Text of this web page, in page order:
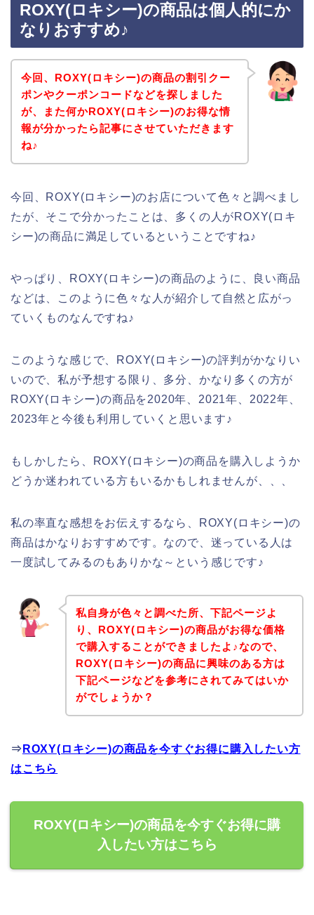
ROXY(ロキシー)の商品は個人的にか
なりおすすめ♪
今回、ROXY(ロキシー)の商品の割引クー
ポンやクーポンコードなどを探しました
が、また何かROXY(ロキシー)のお得な情
報が分かったら記事にさせていただきます
ね♪
今回、ROXY(ロキシー)のお店について色々と調べまし
たが、そこで分かったことは、多くの人がROXY(ロキ
シー)の商品に満足しているということですね♪
やっぱり、ROXY(ロキシー)の商品のように、良い商品
などは、このように色々な人が紹介して自然と広がっ
ていくものなんですね♪
このような感じで、ROXY(ロキシー)の評判がかなりい
いので、私が予想する限り、多分、かなり多くの方が
ROXY(ロキシー)の商品を2020年、2021年、2022年、
2023年と今後も利用していくと思います♪
もしかしたら、ROXY(ロキシー)の商品を購入しようか
どうか迷われている方もいるかもしれませんが、、、
私の率直な感想をお伝えするなら、ROXY(ロキシー)の
商品はかなりおすすめです。なので、迷っている人は
一度試してみるのもありかな～という感じです♪
私自身が色々と調べた所、下記ページよ
り、ROXY(ロキシー)の商品がお得な価格
で購入することができましたよ♪なので、
ROXY(ロキシー)の商品に興味のある方は
下記ページなどを参考にされてみてはいか
がでしょうか？
⇒ ROXY(ロキシー)の商品を今すぐお得に購入したい方
はこちら
ROXY(ロキシー)の商品を今すぐお得に購
入したい方はこちら